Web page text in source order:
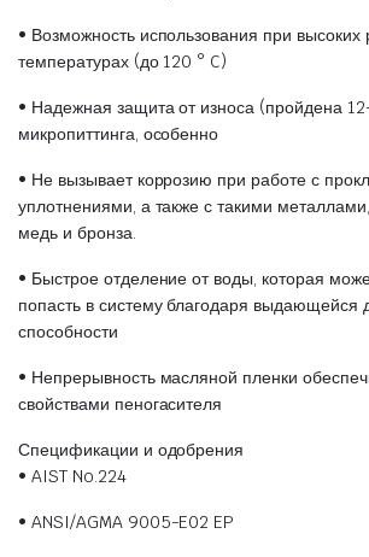
• Возможность использования при высоких
температурах (до 120 ° C)
• Надежная защита от износа (пройдена
микропиттинга, особенно
• Не вызывает коррозию при работе с
уплотнениями, а также с такими металлами,
медь и бронза.
• Быстрое отделение от воды, которая
попасть в систему благодаря выдающейся
способности
• Непрерывность масляной пленки
свойствами пеногасителя
Спецификации и одобрения
• AIST No.224
• ANSI/AGMA 9005-E02 EP